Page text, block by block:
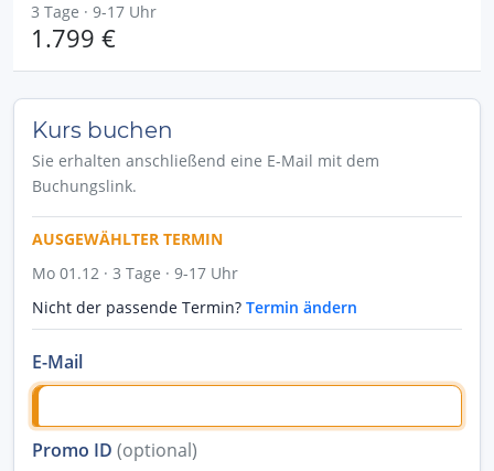
3 Tage · 9-17 Uhr
1.799 €
Kurs buchen
Sie erhalten anschließend eine E-Mail mit dem
Buchungslink.
AUSGEWÄHLTER TERMIN
Mo 01.12 · 3 Tage · 9-17 Uhr
Nicht der passende Termin? Termin ändern
E-Mail
Promo ID (optional)